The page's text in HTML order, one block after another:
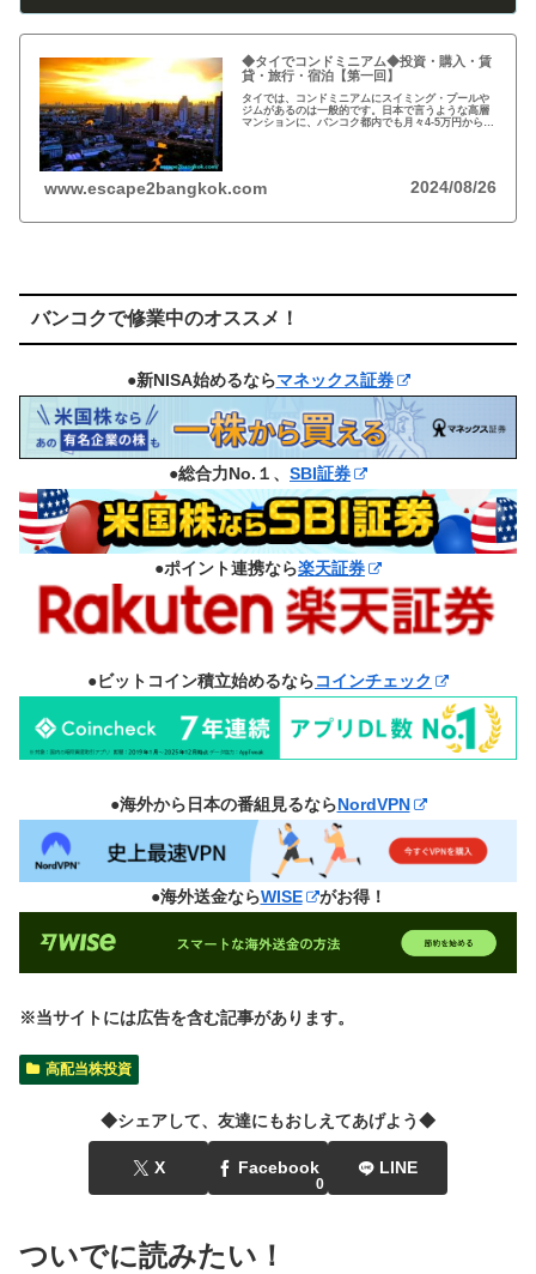
◆タイでコンドミニアム◆投資・購入・賃
貸・旅行・宿泊【第一回】
タイでは、コンドミニアムにスイミング・プールや
ジムがあるのは一般的です。日本で言うような高層
マンションに、バンコク都内でも月々4-5万円から賃
www.escape2bangkok.com 2024/08/26
バンコクで修業中のオススメ！
●新NISA始めるならマネックス証券
●総合力No.１、 SBI証券
●ポイント連携なら楽天証券
●ビットコイン積立始めるならコインチェック
●海外から日本の番組見るならNordVPN
●海外送金ならWISE がお得！
※当サイトには広告を含む記事があります。
高配当株投資
◆シェアして、友達にもおしえてあげよう◆
X Facebook
0
LINE
ついでに読みたい！